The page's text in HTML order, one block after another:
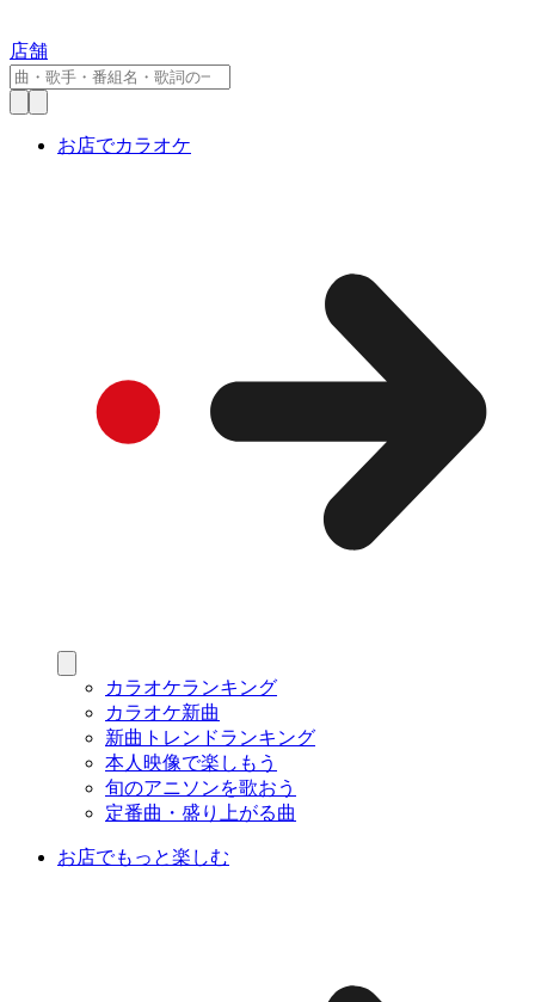
店舗
お店でカラオケ
カラオケランキング
カラオケ新曲
新曲トレンドランキング
本人映像で楽しもう
旬のアニソンを歌おう
定番曲・盛り上がる曲
お店でもっと楽しむ